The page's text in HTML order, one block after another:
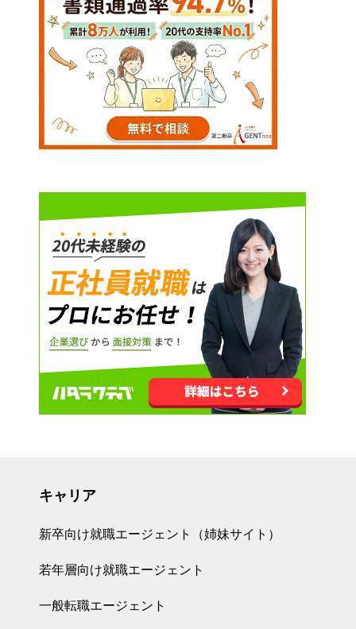
キャリア
新卒向け就職エージェント（姉妹サイト）
若年層向け就職エージェント
一般転職エージェント